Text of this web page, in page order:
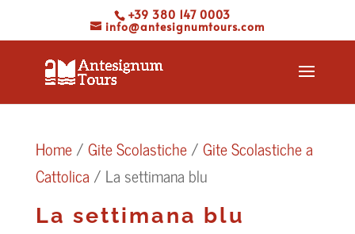
+39 380 147 0003
info@antesignumtours.com
Home/Gite Scolastiche/Gite Scolastiche a
Cattolica / La settimana blu
La settimana blu